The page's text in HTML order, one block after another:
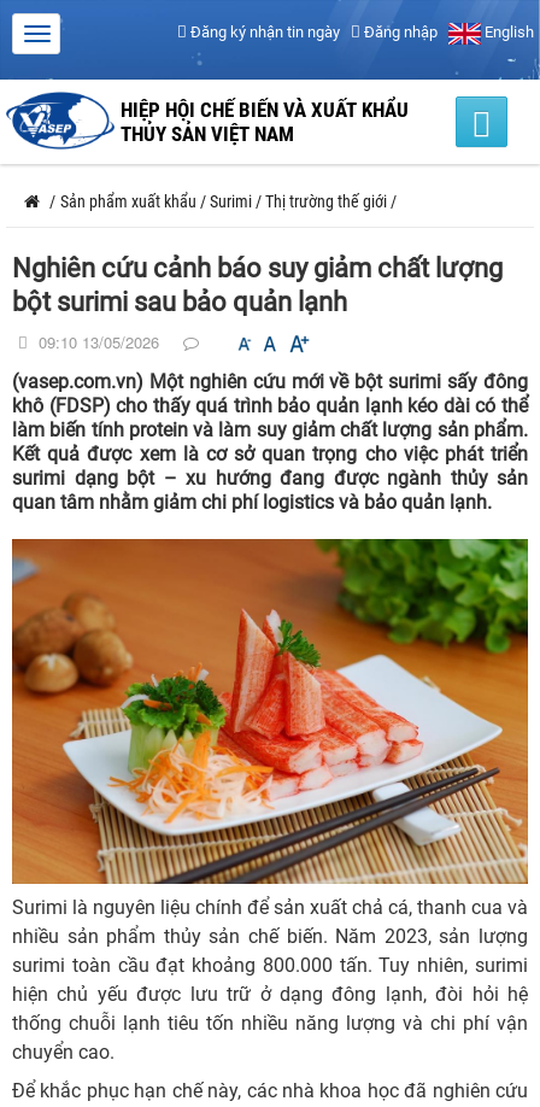
Đăng ký nhận tin ngày Đăng nhập English
HIỆP HỘI CHẾ BIẾN VÀ XUẤT KHẨU
THỦY SẢN VIỆT NAM
/ Sản phẩm xuất khẩu /Surimi /Thị trường thế giới /
Nghiên cứu cảnh báo suy giảm chất lượng
bột surimi sau bảo quản lạnh
09:10 13/05/2026
(vasep.com.vn) Một nghiên cứu mới về bột surimi sấy đông
khô (FDSP) cho thấy quá trình bảo quản lạnh kéo dài có thể
làm biến tính protein và làm suy giảm chất lượng sản phẩm.
Kết quả được xem là cơ sở quan trọng cho việc phát triển
surimi dạng bột – xu hướng đang được ngành thủy sản
quan tâm nhằm giảm chi phí logistics và bảo quản lạnh.
Surimi là nguyên liệu chính để sản xuất chả cá, thanh cua và
nhiều sản phẩm thủy sản chế biến. Năm 2023, sản lượng
surimi toàn cầu đạt khoảng 800.000 tấn. Tuy nhiên, surimi
hiện chủ yếu được lưu trữ ở dạng đông lạnh, đòi hỏi hệ
thống chuỗi lạnh tiêu tốn nhiều năng lượng và chi phí vận
chuyển cao.
Để khắc phục hạn chế này, các nhà khoa học đã nghiên cứu